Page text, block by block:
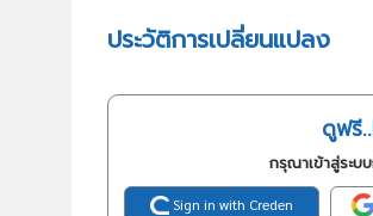
ประวัติการเปลี่ยนแปลง
ดูฟรี
กรุณาเข้าสู่ระบ
Sign in with Creden